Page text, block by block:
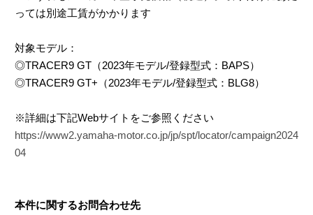
っては別途工賃がかかります
対象モデル：
◎TRACER9 GT（2023年モデル/登録型式：BAPS）
◎TRACER9 GT+（2023年モデル/登録型式：BLG8）
※詳細は下記Webサイトをご参照ください
https://www2.yamaha-motor.co.jp/jp/spt/locator/campaign2024
04
本件に関するお問合わせ先